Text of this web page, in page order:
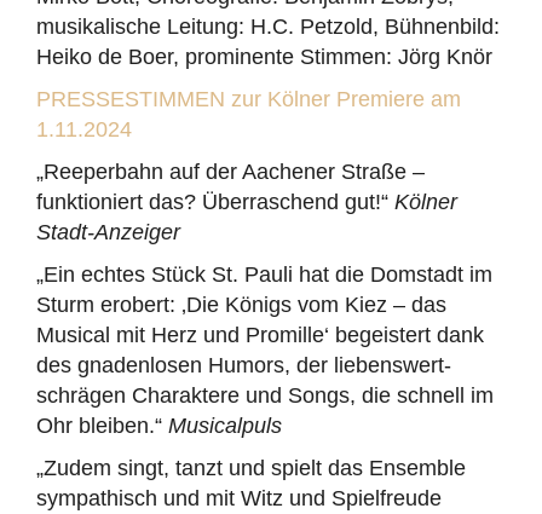
musikalische Leitung: H.C. Petzold, Bühnenbild:
Heiko de Boer, prominente Stimmen: Jörg Knör
PRESSESTIMMEN zur Kölner Premiere am
1.11.2024
„Reeperbahn auf der Aachener Straße –
funktioniert das? Überraschend gut!“ Kölner
Stadt-Anzeiger
„Ein echtes Stück St. Pauli hat die Domstadt im
Sturm erobert: ‚Die Königs vom Kiez – das
Musical mit Herz und Promille‘ begeistert dank
des gnadenlosen Humors, der liebenswert-
schrägen Charaktere und Songs, die schnell im
Ohr bleiben.“ Musicalpuls
„Zudem singt, tanzt und spielt das Ensemble
sympathisch und mit Witz und Spielfreude